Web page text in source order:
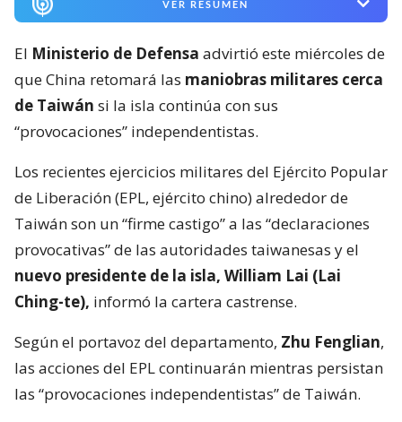
VER RESUMEN
El Ministerio de Defensa advirtió este miércoles de
que China retomará las maniobras militares cerca
de Taiwán si la isla continúa con sus
“provocaciones” independentistas.
Los recientes ejercicios militares del Ejército Popular
de Liberación (EPL, ejército chino) alrededor de
Taiwán son un “firme castigo” a las “declaraciones
provocativas” de las autoridades taiwanesas y el
nuevo presidente de la isla, William Lai (Lai
Ching-te), informó la cartera castrense.
Según el portavoz del departamento, Zhu Fenglian,
las acciones del EPL continuarán mientras persistan
las “provocaciones independentistas” de Taiwán.